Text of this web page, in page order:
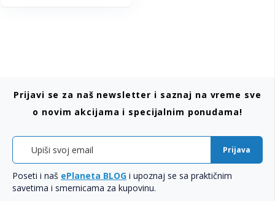
Prijavi se za naš newsletter i saznaj na vreme sve
o novim akcijama i specijalnim ponudama!
Prijava
Poseti i naš ePlaneta BLOG i upoznaj se sa praktičnim
savetima i smernicama za kupovinu.